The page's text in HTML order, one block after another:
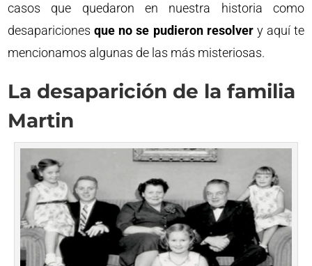
casos que quedaron en nuestra historia como
desaparicionesque no se pudieron resolvery aquí te
mencionamos algunas de las más misteriosas.
La desaparición de la familia
Martin